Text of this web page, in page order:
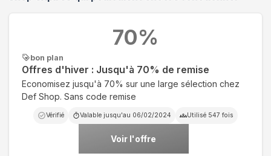
bon plan
Offres d'hiver : Jusqu'à 70% de remise
Economisez jusqu'à 70% sur une large sélection chez
Def Shop. Sans code remise
Vérifié Valable jusqu'au 06/02/2024 Utilisé 547 fois
Voir l'offre
70%